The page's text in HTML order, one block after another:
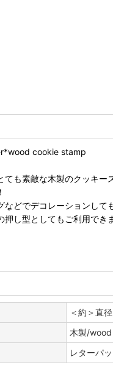
cookie stamp
も素敵な木製のクッキー
などでデコレーションして
し型としてもご利用でき
＜約＞直
木製/wood
レターパ